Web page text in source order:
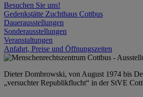
Besuchen Sie uns!
Gedenkstätte Zuchthaus Cottbus
Dauerausstellungen
Sonderausstellungen
Veranstaltungen
Anfahrt, Preise und Öffnungszeiten
Dieter Dombrowski, von August 1974 bis
„versuchter Republikflucht“ in der StVE